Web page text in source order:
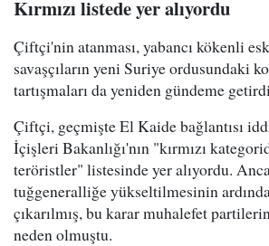
Kırmızı listede yer alıyordu
Çiftçi'nin atanması, yabancı kökenli
savaşçıların yeni Suriye ordusundaki
tartışmaları da yeniden gündeme
Çiftçi, geçmişte El Kaide bağlantısı
İçişleri Bakanlığı'nın "kırmızı
teröristler" listesinde yer alıyordu.
tuğgeneralliğe yükseltilmesinin
çıkarılmış, bu karar muhalefet
neden olmuştu.